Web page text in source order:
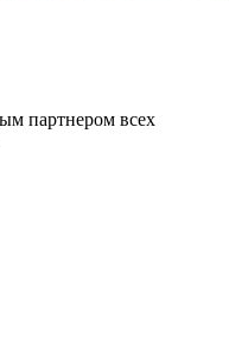
партнером всех